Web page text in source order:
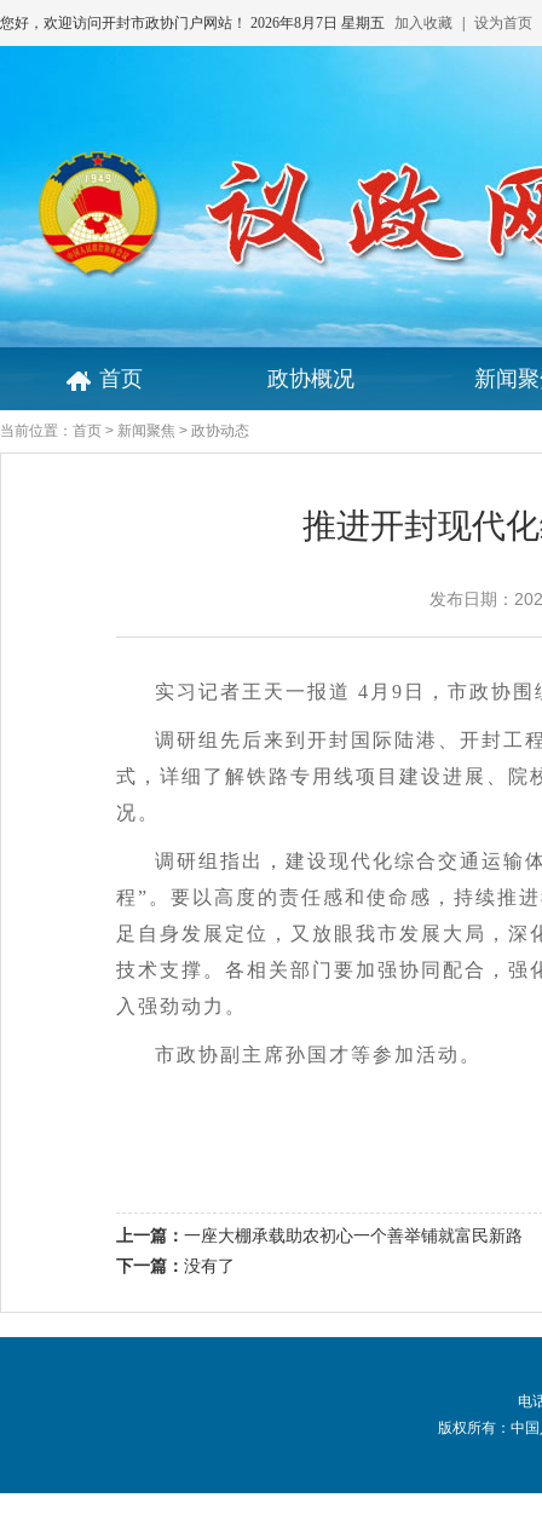
您好，欢迎访问开封市政协门户网站！ 2026年8月7日 星期五 加入收藏 设为首页
首页 政协概况 新闻
当前位置： 首页 > 新闻聚焦 > 政协动态
推进开封现代
发布日期：
实习记者王天一报道 4月9日，市政协
调研组先后来到开封国际陆港、开封工
式，详细了解铁路专用线项目建设进展、
况。
调研组指出，建设现代化综合交通运输
程”。要以高度的责任感和使命感，持续推
足自身发展定位，又放眼我市发展大局，
技术支撑。各相关部门要加强协同配合，
入强劲动力。
市政协副主席孙国才等参加活动。
上一篇： 一座大棚承载助农初心一个善举铺就富民新路
下一篇： 没有了
电
版权所有：中